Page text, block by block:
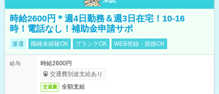
時給2600円＊週4日勤務＆週3日在宅！10-16
時！電話なし！補助金申請サポ
派遣 職種未経験OK ブランクOK WEB登録・面接OK
給与
時給2600円
交通費別途支給あり
交通費 全額支給